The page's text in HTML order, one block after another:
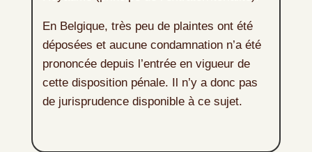
En Belgique, très peu de plaintes ont été
déposées et aucune condamnation n’a été
prononcée depuis l’entrée en vigueur de
cette disposition pénale. Il n’y a donc pas
de jurisprudence disponible à ce sujet.